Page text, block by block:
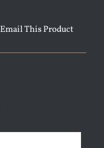
Email This Product